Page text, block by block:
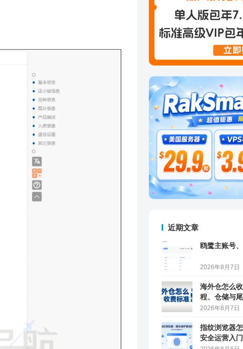
近期文章
鸥鹭主账号
2026年8月7日
海外仓怎么
程、仓储与
2026年8月7日
指纹浏览器
安全运营入